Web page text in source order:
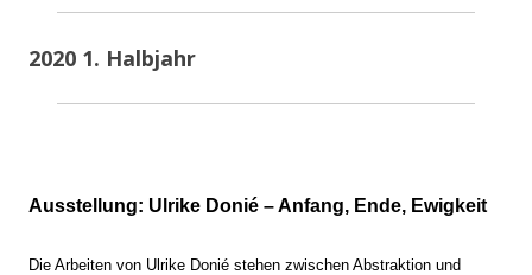
2020 1. Halbjahr
Ausstellung: Ulrike Donié – Anfang, Ende, Ewigkeit
Die Arbeiten von Ulrike Donié stehen zwischen Abstraktion und